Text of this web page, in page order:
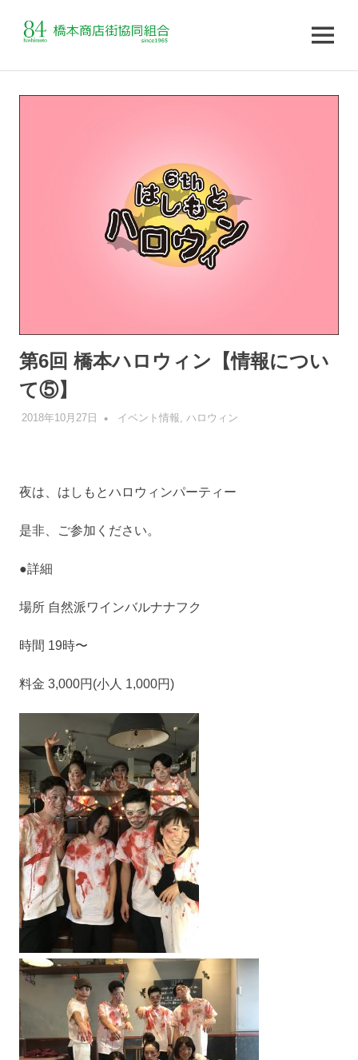
MENU
第6回 橋本ハロウィン【情報につい
て⑤】
2018年10月27日 管理者
イベント情報 ハロウィン
夜は、はしもとハロウィンパーティー
是非、ご参加ください。
●詳細
場所 自然派ワインバルナナフク
時間 19時〜
料金 3,000円(小人 1,000円)